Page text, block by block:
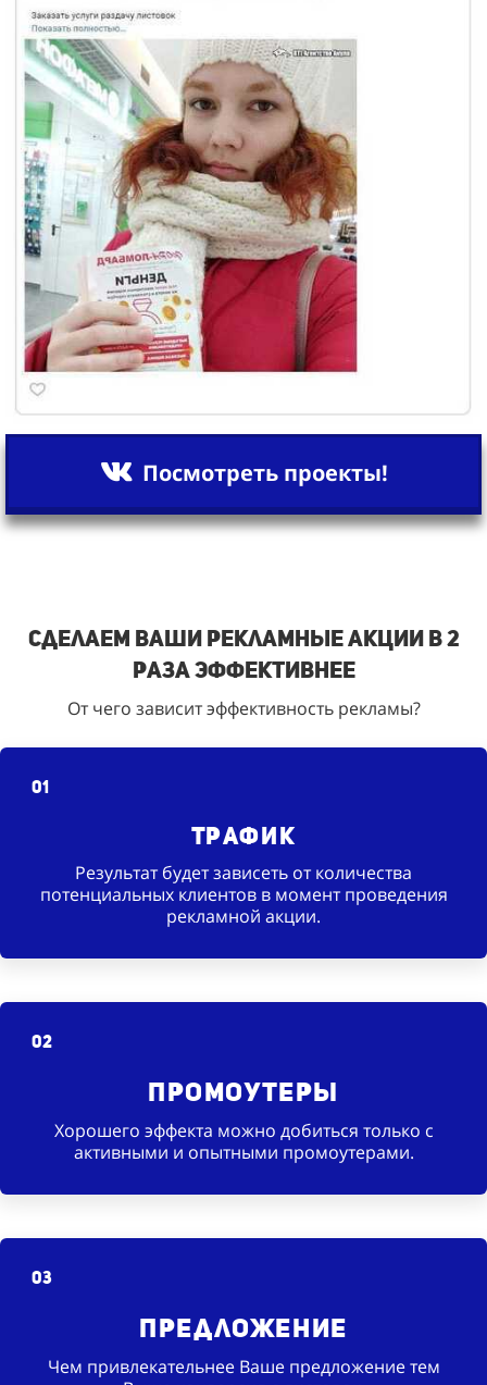
Посмотреть проекты!
Сделаем ваши рекламные акции в 2
раза эффективнее
От чего зависит эффективность рекламы?
01
Трафик
Результат будет зависеть от количества
потенциальных клиентов в момент проведения
рекламной акции.
02
Промоутеры
Хорошего эффекта можно добиться только с
активными и опытными промоутерами.
03
Предложение
Чем привлекательнее Ваше предложение тем